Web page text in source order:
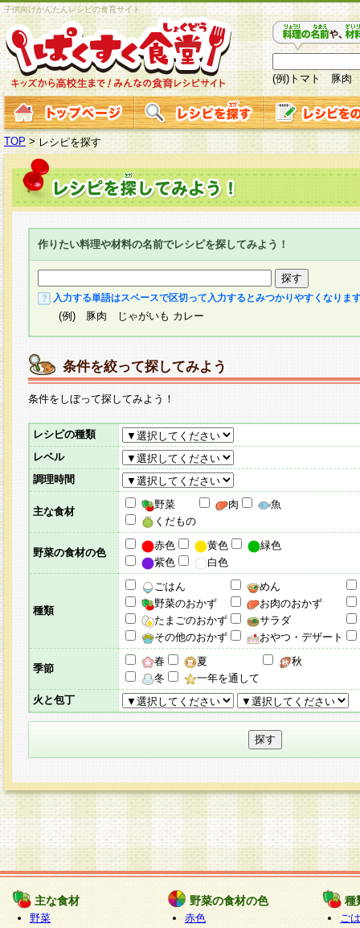
子供向けかんたんレシピの食育サイト
(例)トマト 豚肉
TOP > レシピを探す
作りたい料理や材料の名前でレシピを探してみよう！
入力する単語はスペースで区切って入力するとみつかりやすくなりま
(例) 豚肉 じゃがいも カレー
条件を絞って探してみよう
条件をしぼって探してみよう！
レシピの種類
レベル
調理時間
主な食材
野菜 肉
魚
くだもの
野菜の食材の色
赤色 黄色
緑色
紫色
白色
種類
ごはん
めん
野菜のおかず
お肉のおかず
たまごのおかず
サラダ
その他のおかず
おやつ・デザート
季節
春 夏
秋
冬
一年を通して
火と包丁
主な食材
野菜
野菜の食材の色
赤色
種
ご